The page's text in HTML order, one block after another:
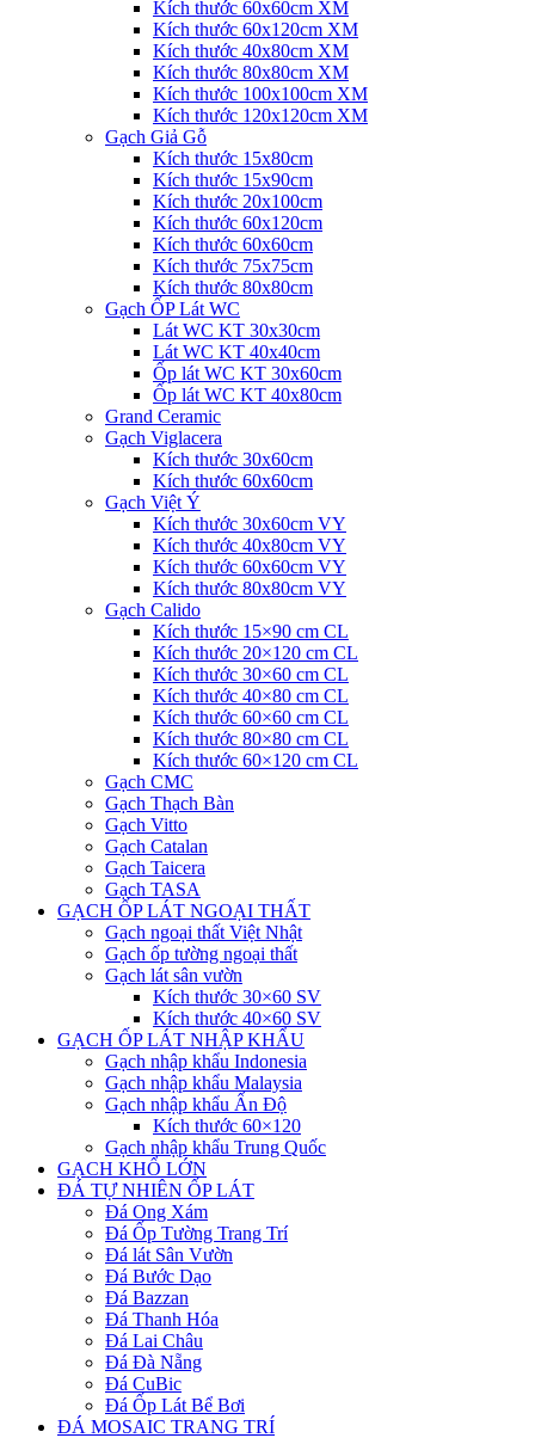
Kích thước 60x60cm XM
Kích thước 60x120cm XM
Kích thước 40x80cm XM
Kích thước 80x80cm XM
Kích thước 100x100cm XM
Kích thước 120x120cm XM
Gạch Giả Gỗ
Kích thước 15x80cm
Kích thước 15x90cm
Kích thước 20x100cm
Kích thước 60x120cm
Kích thước 60x60cm
Kích thước 75x75cm
Kích thước 80x80cm
Gạch ỐP Lát WC
Lát WC KT 30x30cm
Lát WC KT 40x40cm
Ốp lát WC KT 30x60cm
Ốp lát WC KT 40x80cm
Grand Ceramic
Gạch Viglacera
Kích thước 30x60cm
Kích thước 60x60cm
Gạch Việt Ý
Kích thước 30x60cm VY
Kích thước 40x80cm VY
Kích thước 60x60cm VY
Kích thước 80x80cm VY
Gạch Calido
Kích thước 15×90 cm CL
Kích thước 20×120 cm CL
Kích thước 30×60 cm CL
Kích thước 40×80 cm CL
Kích thước 60×60 cm CL
Kích thước 80×80 cm CL
Kích thước 60×120 cm CL
Gạch CMC
Gạch Thạch Bàn
Gạch Vitto
Gạch Catalan
Gạch Taicera
Gạch TASA
GẠCH ỐP LÁT NGOẠI THẤT
Gạch ngoại thất Việt Nhật
Gạch ốp tường ngoại thất
Gạch lát sân vườn
Kích thước 30×60 SV
Kích thước 40×60 SV
GẠCH ỐP LÁT NHẬP KHẨU
Gạch nhập khẩu Indonesia
Gạch nhập khẩu Malaysia
Gạch nhập khẩu Ấn Độ
Kích thước 60×120
Gạch nhập khẩu Trung Quốc
GẠCH KHỔ LỚN
ĐÁ TỰ NHIÊN ỐP LÁT
Đá Ong Xám
Đá Ốp Tường Trang Trí
Đá lát Sân Vườn
Đá Bước Dạo
Đá Bazzan
Đá Thanh Hóa
Đá Lai Châu
Đá Đà Nẵng
Đá CuBic
Đá Ốp Lát Bể Bơi
ĐÁ MOSAIC TRANG TRÍ